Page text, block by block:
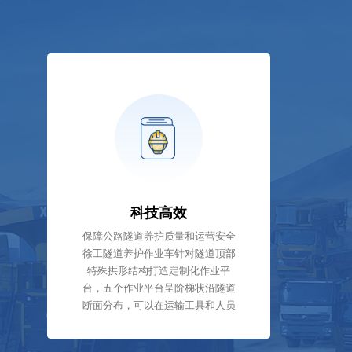
科技高效
保障公路隧道养护质量和运营安全
徐工隧道养护作业车针对隧道顶部
特殊拱形结构打造定制化作业平
台，五个作业平台呈阶梯状沿隧道
断面分布，可以在运输工具和人员
高度同时作业，极大节省作业时